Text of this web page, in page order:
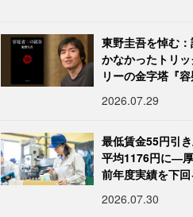
東野圭吾を悼む
かなかったトリ
リーの金字塔『
2026.07.29
最低賃金55円引
平均1176円に―
前年度実績を下回
2026.07.30